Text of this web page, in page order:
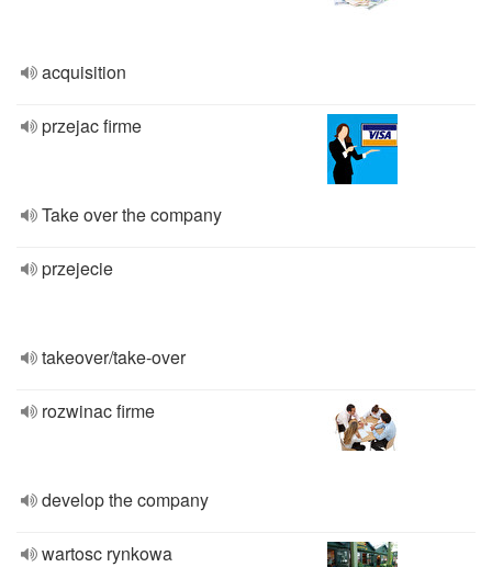
acquisition
przejac firme
Take over the company
przejecie
takeover/take-over
rozwinac firme
develop the company
wartosc rynkowa